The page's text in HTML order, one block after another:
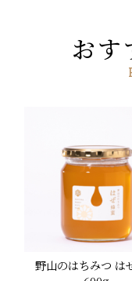
おす
野山のはちみつ は